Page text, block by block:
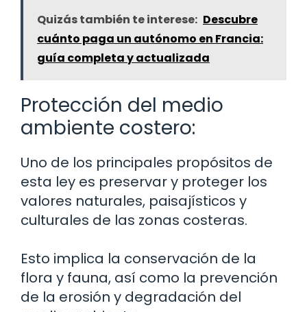
Quizás también te interese: Descubre
cuánto paga un autónomo en Francia:
guía completa y actualizada
Protección del medio
ambiente costero:
Uno de los principales propósitos de
esta ley es preservar y proteger los
valores naturales, paisajísticos y
culturales de las zonas costeras.
Esto implica la conservación de la
flora y fauna, así como la prevención
de la erosión y degradación del